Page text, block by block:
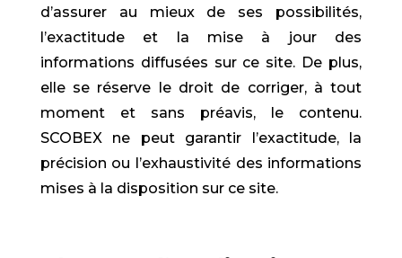
d’assurer au mieux de ses possibilités,
l’exactitude et la mise à jour des
informations diffusées sur ce site. De plus,
elle se réserve le droit de corriger, à tout
moment et sans préavis, le contenu.
SCOBEX ne peut garantir l’exactitude, la
précision ou l’exhaustivité des informations
mises à la disposition sur ce site.